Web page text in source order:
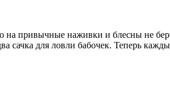
на привычные наживки и блесны не
сачка для ловли бабочек. Теперь